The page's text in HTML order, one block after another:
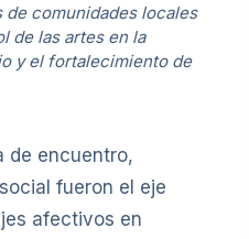
comunidades locales
de las artes en la
y el fortalecimiento de
de encuentro,
fueron el eje
afectivos en